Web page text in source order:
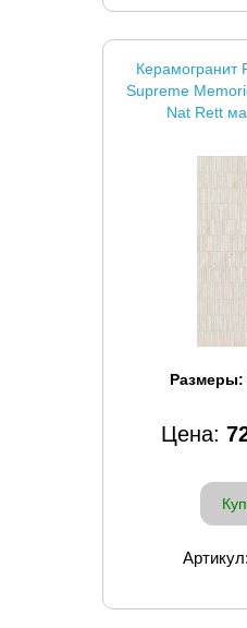
Керамогранит
Supreme
Nat Rett
Размеры:
Цена: